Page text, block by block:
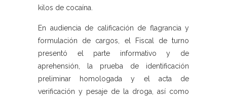
kilos de cocaína.
En audiencia de calificación de flagrancia y
formulación de cargos, el Fiscal de turno
presentó el parte informativo y de
aprehensión, la prueba de identificación
preliminar homologada y el acta de
verificación y pesaje de la droga, así como